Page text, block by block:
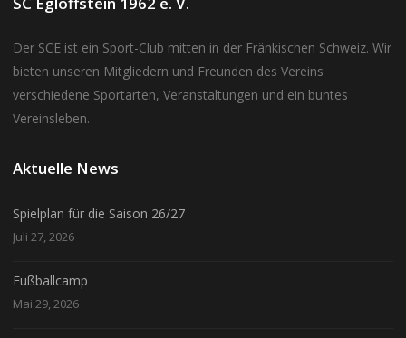
Der SCE ist ein Sport-Club mitten in der Fränkischen Schweiz. Wir
bieten unseren Mitgliedern und Freunden des Vereins
verschiedene Sportarten, Veranstaltungen und ein buntes
Vereinsleben.
Aktuelle News
Spielplan für die Saison 26/27
Juli 27, 2026
Fußballcamp
Mai 29, 2026